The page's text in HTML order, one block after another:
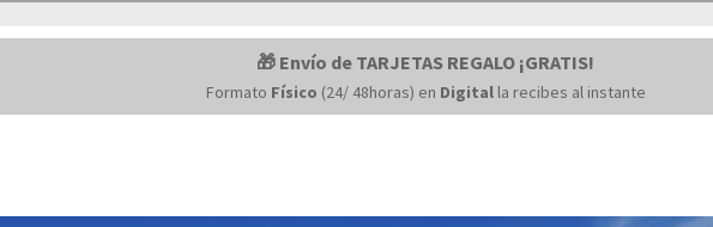
🎁 Envío de TARJETAS REGALO ¡GRATIS!
Formato Físico (24/ 48horas) en Digitalla recibes al instante